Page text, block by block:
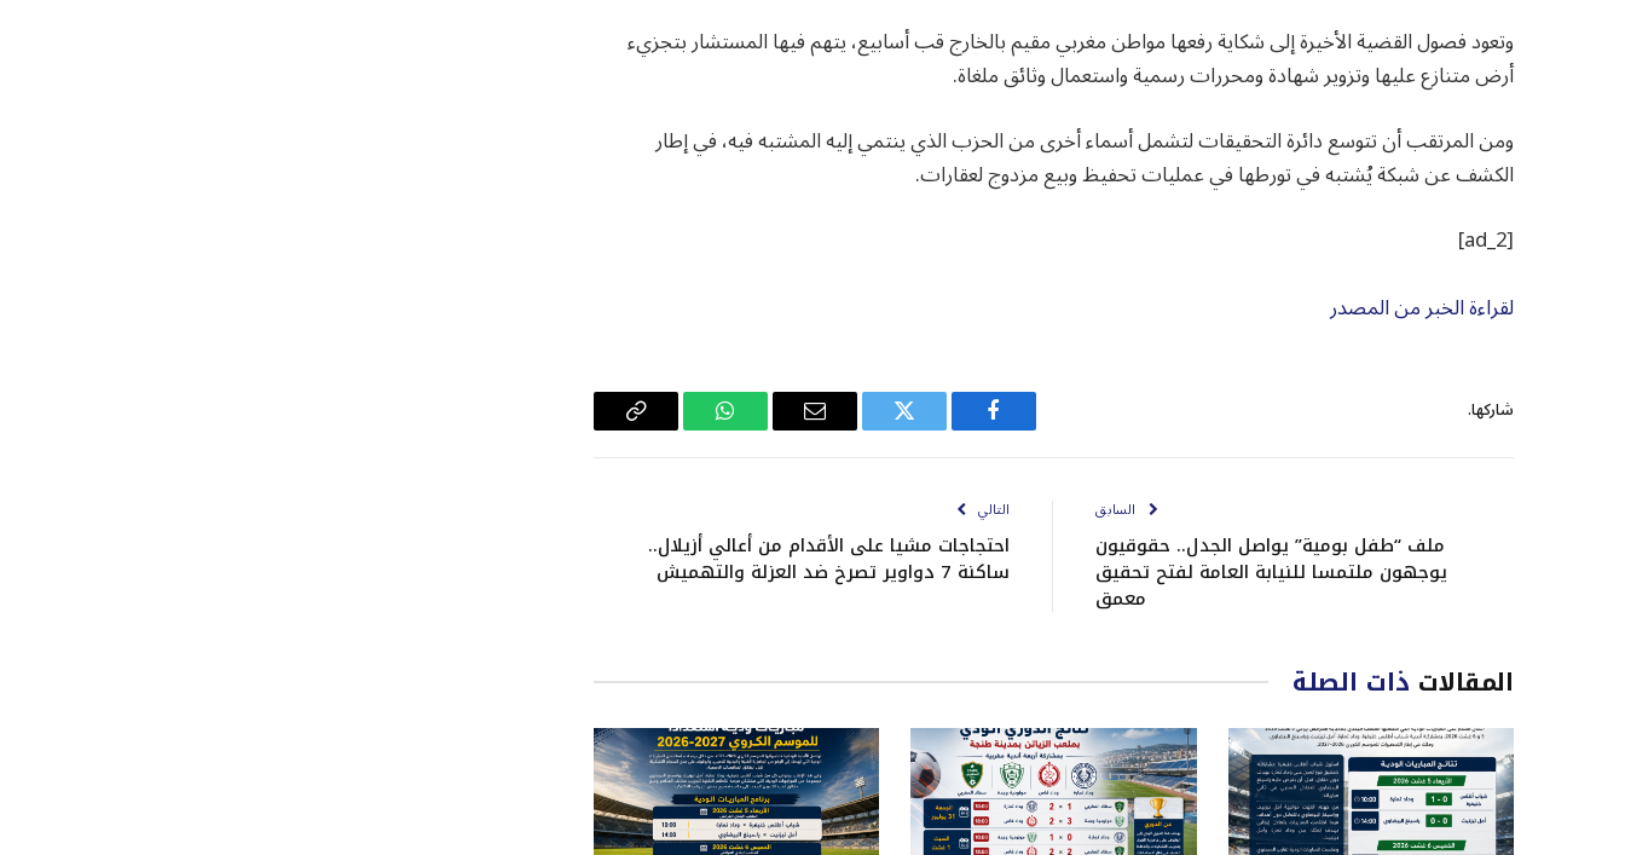
وتعود فصول القضية الأخيرة إلى شكاية رفعها مواطن مغربي مقيم بالخارج قب أسابيع، يتهم فيها المستشار بتجزيء
أرض متنازع عليها وتزوير شهادة ومحررات رسمية واستعمال وثائق ملغاة.
ومن المرتقب أن تتوسع دائرة التحقيقات لتشمل أسماء أخرى من الحزب الذي ينتمي إليه المشتبه فيه، في إطار
الكشف عن شبكة يُشتبه في تورطها في عمليات تحفيظ وبيع مزدوج لعقارات.
[ad_2]
لقراءة الخبر من المصدر
شاركها.
فيسبوك تويتر
البريد
واتساب
Copy
السابق
ملف “طفل بومية” يواصل الجدل.. حقوقيون
يوجهون ملتمسا للنيابة العامة لفتح تحقيق
معمق
التالي
احتجاجات مشيا على الأقدام من أعالي أزيلال..
ساكنة 7 دواوير تصرخ ضد العزلة والتهميش
المقالات ذات الصلة